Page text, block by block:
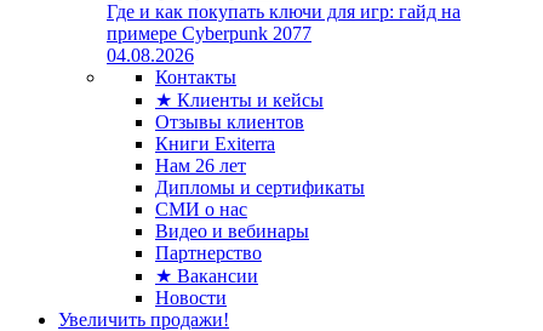
Где и как покупать ключи для игр: гайд на
примере Cyberpunk 2077
04.08.2026
Контакты
★ Клиенты и кейсы
Отзывы клиентов
Книги Exiterra
Нам 26 лет
Дипломы и сертификаты
СМИ о нас
Видео и вебинары
Партнерство
★ Вакансии
Новости
Увеличить продажи!